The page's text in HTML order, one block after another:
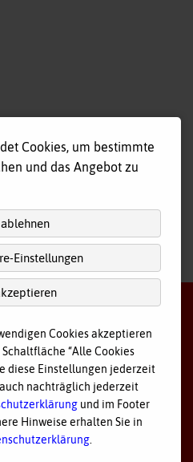
oben
- Kreisverband Ostallgäu
Cookies, um bestimmte
und das Angebot zu
Einstellungen
Cookies akzeptieren
“Alle Cookies
diese Einstellungen jederzeit
nachträglich jederzeit
und im Footer
Hinweise erhalten Sie in
.